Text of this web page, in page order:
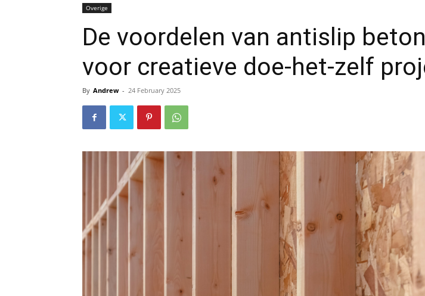
Overige
De voordelen van antislip
voor creatieve doe-het-zelf
By Andrew - 24 February 2025